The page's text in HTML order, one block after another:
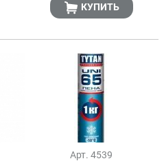
КУПИТЬ
Арт. 4539